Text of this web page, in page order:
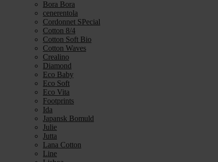
Bora Bora
cenerentola
Cordonnet SPecial
Cotton 8/4
Cotton Soft Bio
Cotton Waves
Crealino
Diamond
Eco Baby
Eco Soft
Eco Vita
Footprints
Ida
Japansk Bomuld
Julie
Jutta
Lana Cotton
Line